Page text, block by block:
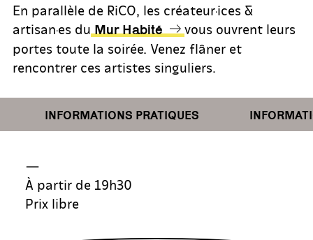
En parallèle de RiCO, les créateur·ices &
artisan·es du Mur Habité
vous ouvrent leurs
portes toute la soirée. Venez flâner et
rencontrer ces artistes singuliers.
INFORMATIONS PRATIQUES
—
À partir de 19h30
Prix libre